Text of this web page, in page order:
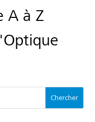
A à Z